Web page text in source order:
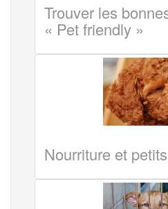
Trouver les
« Pet friendly »
Nourriture et